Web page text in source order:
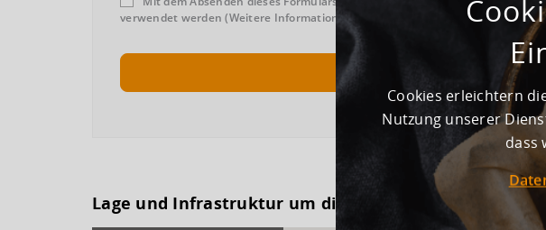
verwendet werden (Weitere Informationen und Widerrufshinweise finden Sie
Lage und Infrastruktur um dieses Gewerbegebiet
Cookies erleichtern
Nutzung unserer
dass